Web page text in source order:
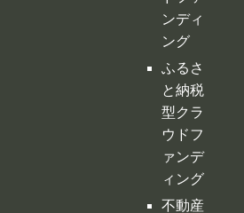
ァンデ
ィング
不動産
クラウ
ドファ
ンディ
ング
投資型
クラウ